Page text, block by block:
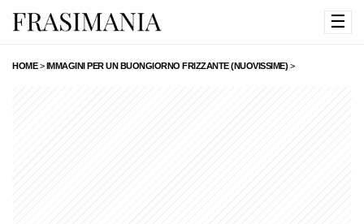
☰
HOME>IMMAGINI PER UN BUONGIORNO FRIZZANTE (NUOVISSIME) >